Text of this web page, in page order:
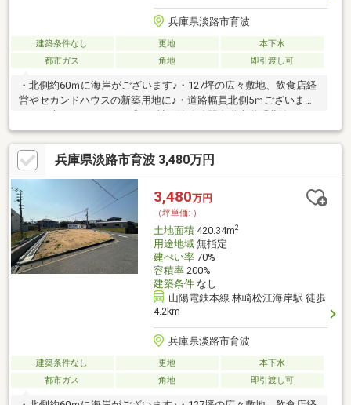
兵庫県淡路市育波
建築条件なし 更地
本下水
都市ガス
角地 即引渡し可
・北側約60ｍに海岸がございます♪・127坪の広々敷地、飲食店経
営やセカンドハウスの新築用地に♪・道路幅員北側5ｍございます
降りて車で3分♪◆－◆－◆－◆－◆－◆－◆－◆－◆・頭金や
諸費用の出費を出来る限りゼロにしたい。・一戸建てとマンショ
ン、どちらがいいの？ などなど、住宅購入に係ること全てご相
談ください。◆－◆－◆－◆－◆－◆－◆－◆－◆
兵庫県淡路市育波 3,480万円
3,480万円
（坪単価:-）
土地面積420.34m2
用途地域無指定
建ぺい率70%
容積率200%
建築条件なし
山陽電鉄本線 林崎松江海岸駅 徒歩
4.2km
兵庫県淡路市育波
建築条件なし 更地
本下水
都市ガス
角地 即引渡し可